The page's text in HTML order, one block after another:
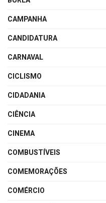
CAMPANHA
CANDIDATURA
CARNAVAL
CICLISMO
CIDADANIA
CIÊNCIA
CINEMA
COMBUSTÍVEIS
COMEMORAÇÕES
COMÉRCIO